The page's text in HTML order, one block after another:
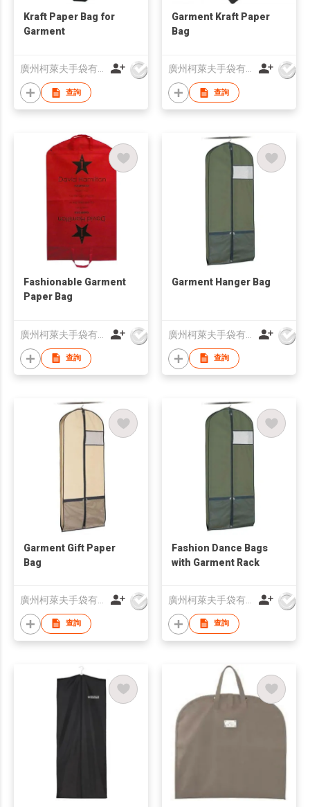
Kraft Paper Bag for
Garment
廣州柯萊夫手袋有限公司
查詢
Garment Kraft Paper
Bag
廣州柯萊夫手袋有限公司
查詢
Fashionable Garment
Paper Bag
查詢
Garment Hanger Bag
查詢
Garment Gift Paper
Bag
查詢
Fashion Dance Bags
with Garment Rack
查詢